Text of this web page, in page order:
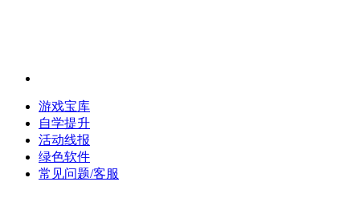
游戏宝库
自学提升
活动线报
绿色软件
常见问题/客服